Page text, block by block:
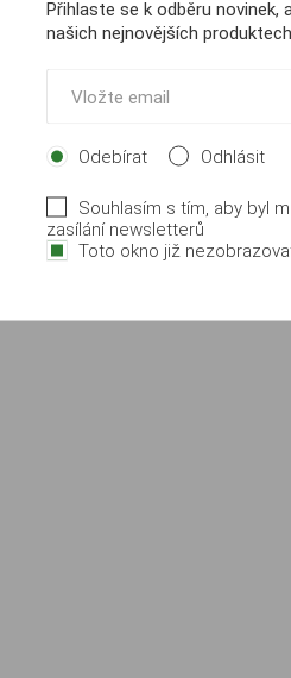
KOUPIT
i
h
Přihlaste se k odběru novinek,
našich nejnovějších
Odebírat Odhlásit
Souhlasím s tím, aby byl
zasílání newsletterů
Toto okno již